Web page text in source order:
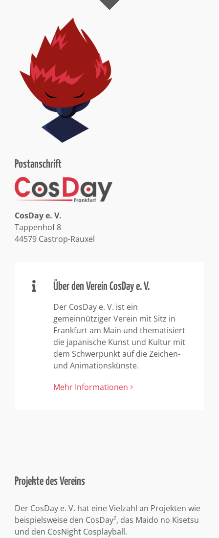
Postanschrift
CosDay e. V.
Tappenhof 8
44579 Castrop-Rauxel
Über den Verein CosDay e. V.
Der CosDay e. V. ist ein
gemeinnütziger Verein mit Sitz in
Frankfurt am Main und thematisiert
die japanische Kunst und Kultur mit
dem Schwerpunkt auf die Zeichen-
und Animationskünste.
Mehr Informationen
Projekte des Vereins
Der CosDay e. V. hat eine Vielzahl an Projekten wie
beispielsweise den CosDay², das Maido no Kisetsu
und den CosNight Cosplayball.